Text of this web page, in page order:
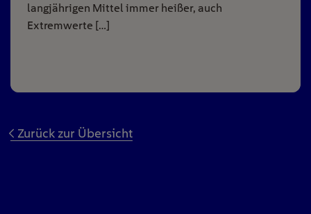
langjährigen Mittel immer heißer, auch
Extremwerte […]
Zurück zur Übersicht